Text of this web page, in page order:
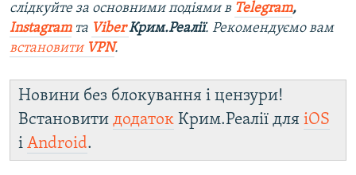
слідкуйте за основними подіями в Telegram,
Instagramта ViberКрим.Реалії. Рекомендуємо вам
встановити VPN.
Новини без блокування і цензури!
Встановити додаток Крим.Реалії для iOS
і Android.